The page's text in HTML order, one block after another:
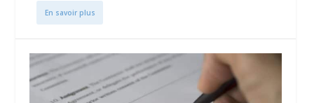
En savoir plus